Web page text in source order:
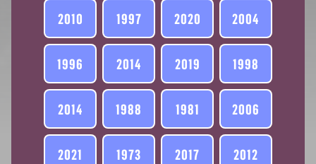
2010 1997 2020 2004
1996 2014 2019 1998
2014 1988 1981 2006
2021 1973 2017 2012